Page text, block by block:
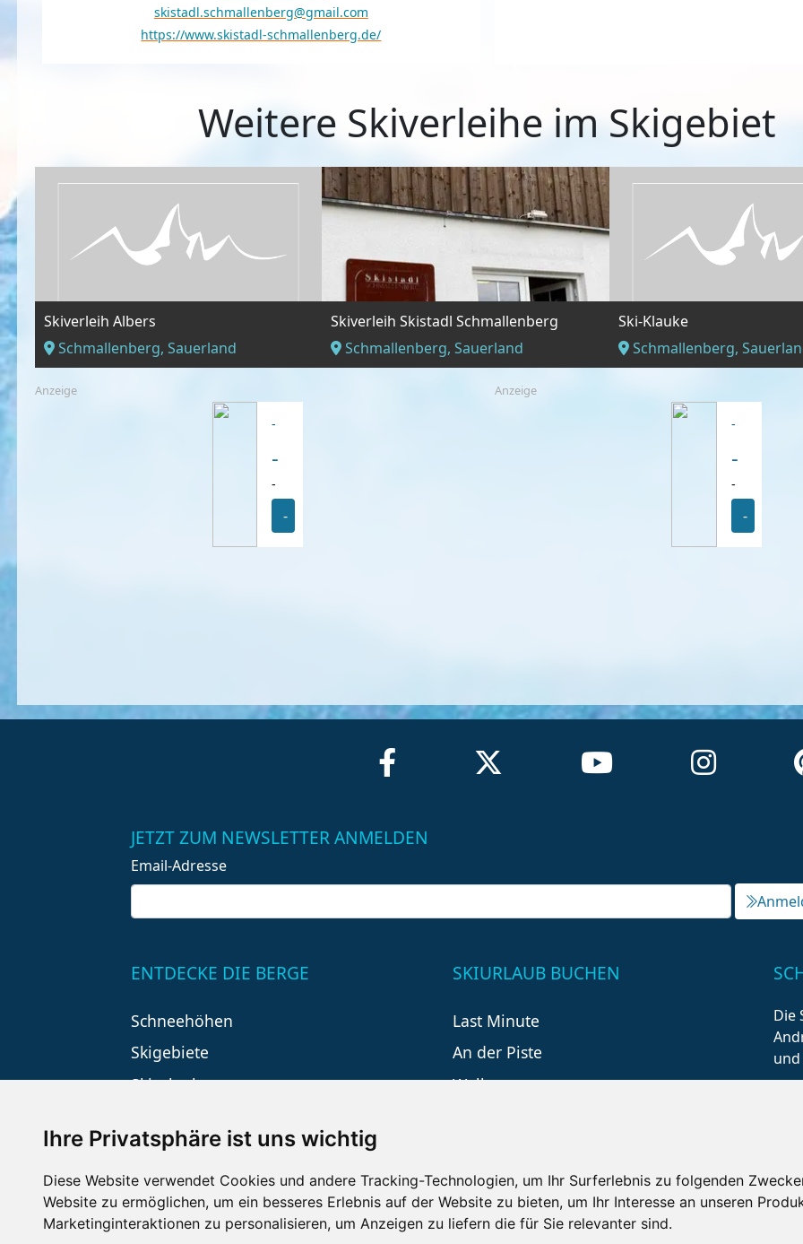
Ihre Privatsphäre ist uns wichtig
Diese Website verwendet Cookies und andere Tracking-Technologien, um Ihr Surferlebnis zu folgenden
Website zu ermöglichen, um ein besseres Erlebnis auf der Website zu bieten, um Ihr Interesse an unseren
Marketinginteraktionen zu personalisieren, um Anzeigen zu liefern die für Sie relevanter sind.
skistadl.schmallenberg@gmail.com
https://www.skistadl-schmallenberg.de/
Weitere Skiverleihe im Skigebiet
Skiverleih Albers
Schmallenberg, Sauerland
Skiverleih Skistadl Schmallenberg
Schmallenberg, Sauerland
Ski-Klauke
Schmallenberg,
Anzeige
-
-
-
-
Anzeige
-
-
-
-
JETZT ZUM NEWSLETTER ANMELDEN
Email-Adresse
ENTDECKE DIE BERGE
Schneehöhen
Skigebiete
Skiurlaub
SKIURLAUB BUCHEN
Last Minute
An der Piste
Wellness
Die